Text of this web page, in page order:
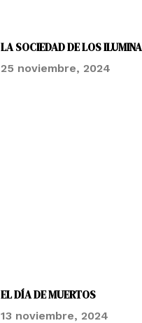
LA SOCIEDAD DE LOS
25 noviembre, 2024
EL DÍA DE MUERTOS
13 noviembre, 2024